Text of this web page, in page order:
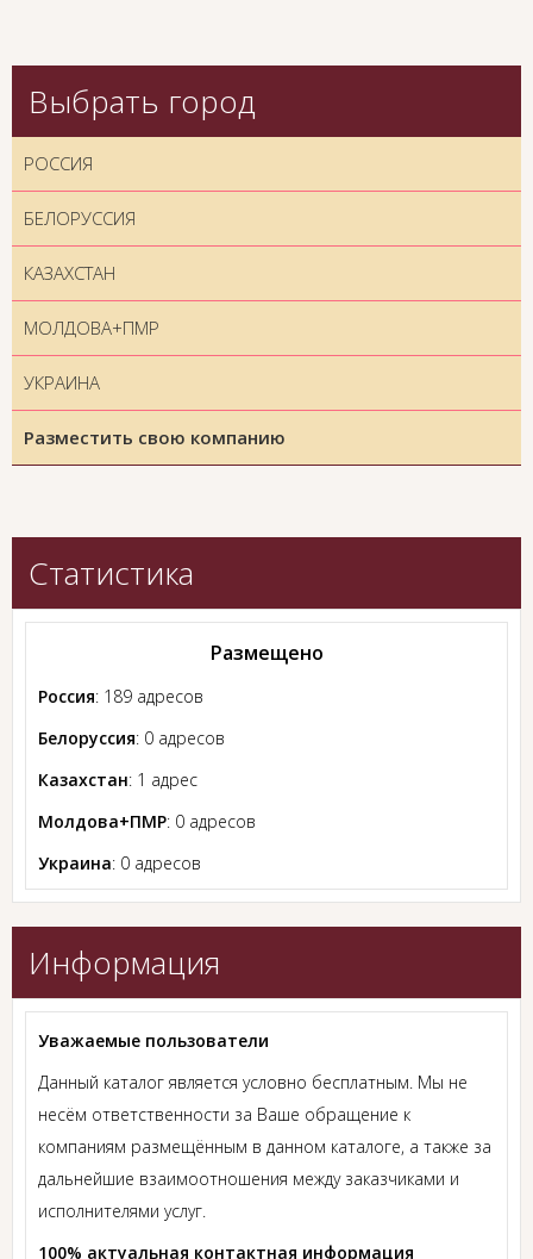
Выбрать город
РОССИЯ
БЕЛОРУССИЯ
КАЗАХСТАН
МОЛДОВА+ПМР
УКРАИНА
Разместить свою компанию
Статистика
Размещено
Россия: 189 адресов
Белоруссия: 0 адресов
Казахстан: 1 адрес
Молдова+ПМР: 0 адресов
Украина: 0 адресов
Информация
Уважаемые пользователи
Данный каталог является условно бесплатным. Мы не
несём ответственности за Ваше обращение к
компаниям размещённым в данном каталоге, а также за
дальнейшие взаимоотношения между заказчиками и
исполнителями услуг.
100% актуальная контактная информация